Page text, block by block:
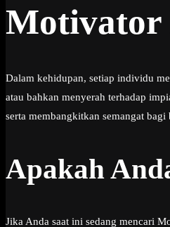
Motivator
Dalam kehidupan, setiap individu
atau bahkan menyerah terhadap
serta membangkitkan semangat
Apakah
Jika Anda saat ini sedang mencari